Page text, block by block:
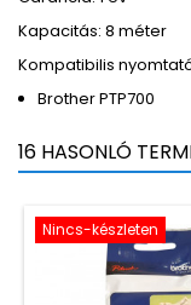
Kapacitás: 8 méter
Kompatibilis
Brother PTP700
16 HASONLÓ
Nincs-készleten